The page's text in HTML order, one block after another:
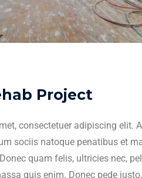
Project
consectetuer adipiscing elit.
sociis natoque penatibus et
quam felis, ultricies nec,
quis enim. Donec pede